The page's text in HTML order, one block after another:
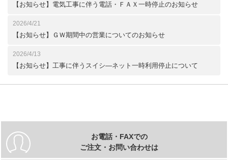
【お知らせ】電気工事に伴う電話・ＦＡＸ一時停止のお知らせ
2026/4/21
【お知らせ】ＧＷ期間中の営業についてのお知らせ
2026/4/13
【お知らせ】工事に伴うスイシ―ネット一時利用停止について
お電話・FAXでの
ご注文・お問い合わせは